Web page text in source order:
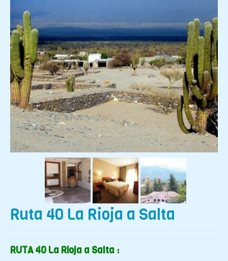
Resort de Playa
Destinos
Viajes Exclusivos
Hoteles
Aereos
Reserva On Line
Informacion Turistica
Contacto
Ruta 40 La Rioja a Salta
RUTA 40 La Rioja a Salta :